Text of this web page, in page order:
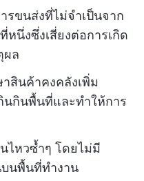
รขนส่งที่ไม่จำเป็นจาก
นึ่งซึ่งเสี่ยงต่อการเกิด
ผล
สินค้าคงคลังเพิ่ม
นกินพื้นที่และทำให้การ
ไหวซ้ำๆ โดยไม่มี
นพื้นที่ทำงาน